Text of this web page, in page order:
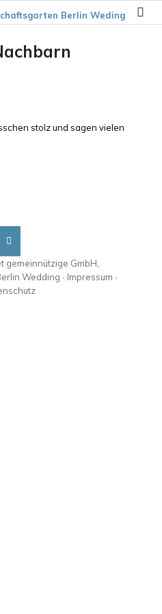
stolz und sagen vielen
GmbH,
Wedding ∙ Impressum ∙